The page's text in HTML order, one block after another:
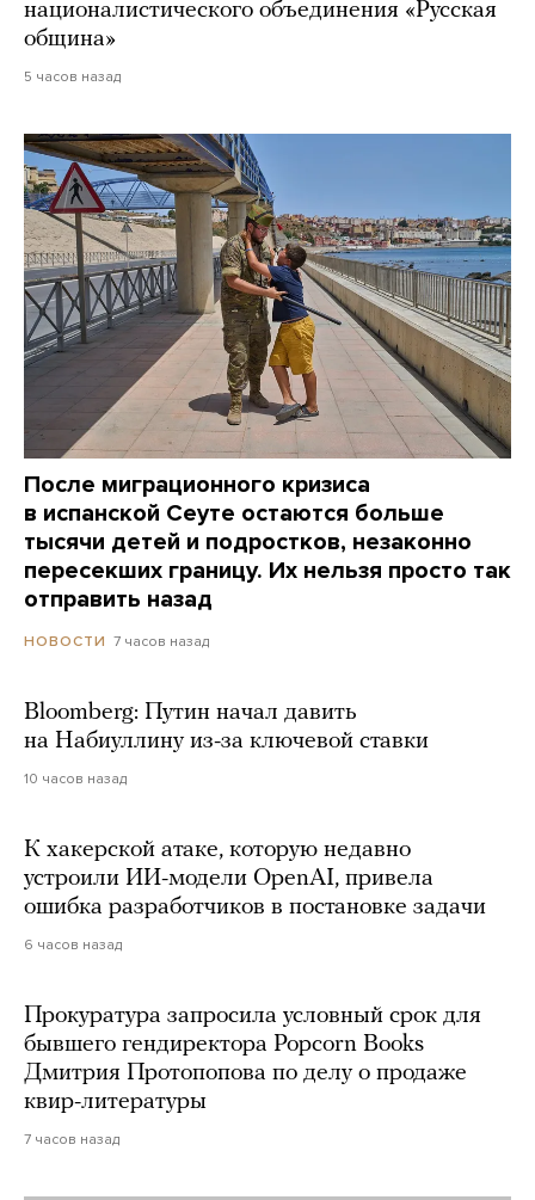
националистического объединения «Русская
община»
5 часов назад
После миграционного кризиса
в испанской Сеуте остаются больше
тысячи детей и подростков, незаконно
пересекших границу. Их нельзя просто так
отправить назад
НОВОСТИ 7 часов назад
Bloomberg: Путин начал давить
на Набиуллину из-за ключевой ставки
10 часов назад
К хакерской атаке, которую недавно
устроили ИИ-модели OpenAI, привела
ошибка разработчиков в постановке задачи
6 часов назад
Прокуратура запросила условный срок для
бывшего гендиректора Popcorn Books
Дмитрия Протопопова по делу о продаже
квир-литературы
7 часов назад